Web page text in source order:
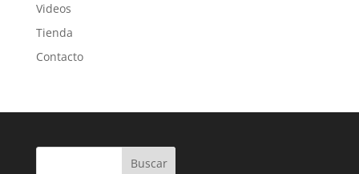
Videos
Tienda
Contacto